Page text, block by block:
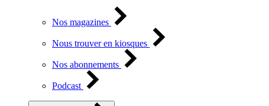
Nos magazines
Nous trouver en kiosques
Nos abonnements
Podcast